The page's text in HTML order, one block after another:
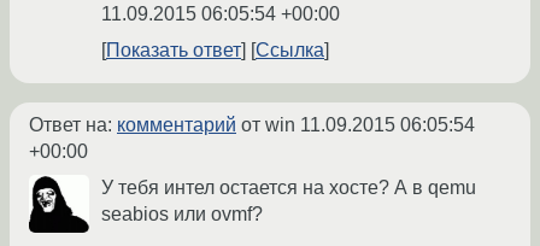
11.09.2015 06:05:54 +00:00
Показать ответ
Ссылка
Ответ на: комментарий от win 11.09.2015 06:05:54
+00:00
У тебя интел остается на хосте? А в qemu
seabios или ovmf?